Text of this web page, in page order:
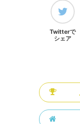
Twitterで
シェア